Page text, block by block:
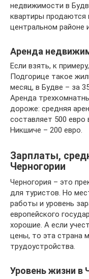
недвижимости в
квартиры продаются
центральном районе
Аренда
Если взять, к
Подгорице такое
месяц, в Будве – за
Аренда
дороже: средняя
составляет 500 евро
Никшиче – 200 евро.
Зарплаты,
Черногории
Черногория – это
для туристов. Но
работы и уровень
европейского
хорошие. А если
цены, то эта страна
трудоустройства.
Уровень жизни в